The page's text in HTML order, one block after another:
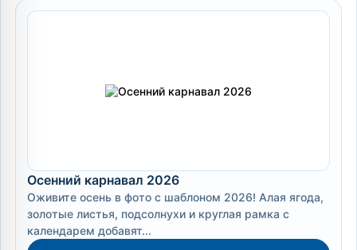
Осенний карнавал 2026
Оживите осень в фото с шаблоном 2026! Алая ягода,
золотые листья, подсолнухи и круглая рамка с
календарем добавят...